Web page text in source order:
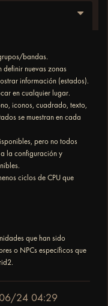
bandas.
definir nuevas zonas
información (estados).
en cualquier lugar.
iconos, cuadrado, texto,
se muestran en cada
pero no todos
la configuración y
ciclos de CPU que
que han sido
o NPCs específicos que
24 04:29